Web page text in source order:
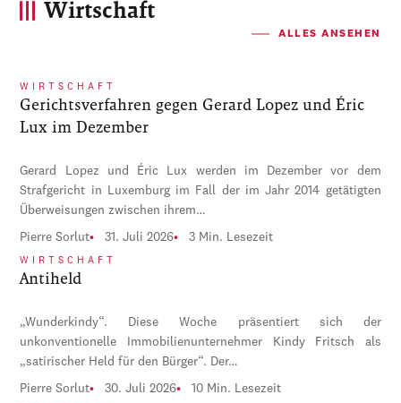
Wirtschaft
ALLES ANSEHEN
WIRTSCHAFT
Gerichtsverfahren gegen Gerard Lopez und Éric
Lux im Dezember
Gerard Lopez und Éric Lux werden im Dezember vor dem
Strafgericht in Luxemburg im Fall der im Jahr 2014 getätigten
Überweisungen zwischen ihrem…
Pierre Sorlut 31. Juli 2026 3 Min. Lesezeit
WIRTSCHAFT
Antiheld
„Wunderkindy“. Diese Woche präsentiert sich der
unkonventionelle Immobilienunternehmer Kindy Fritsch als
„satirischer Held für den Bürger“. Der…
Pierre Sorlut 30. Juli 2026 10 Min. Lesezeit